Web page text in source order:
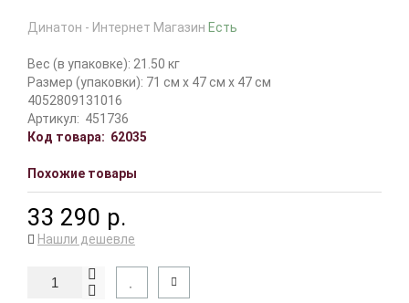
Динатон - Интернет Магазин Есть
Вес (в упаковке): 21.50 кг
Размер (упаковки): 71 см x 47 см x 47 см
4052809131016
Артикул: 451736
Код товара: 62035
Похожие товары
33 290 р.
Нашли дешевле